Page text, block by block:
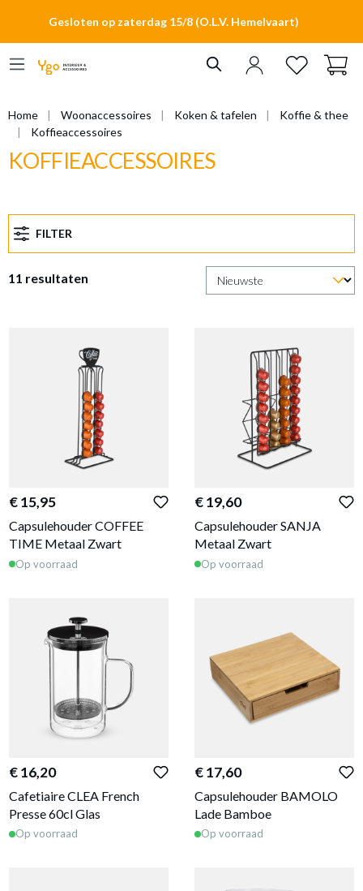
Gesloten op zaterdag 15/8 (O.L.V. Hemelvaart)
Home Woonaccessoires Koken & tafelen
Koffie & thee
Koffieaccessoires
KOFFIEACCESSOIRES
FILTER
11 resultaten
€ 15,95
Capsulehouder COFFEE
TIME Metaal Zwart
Op voorraad
€ 19,60
Capsulehouder SANJA
Metaal Zwart
Op voorraad
€ 16,20
Cafetiaire CLEA French
Presse 60cl Glas
Op voorraad
€ 17,60
Capsulehouder BAMOLO
Lade Bamboe
Op voorraad